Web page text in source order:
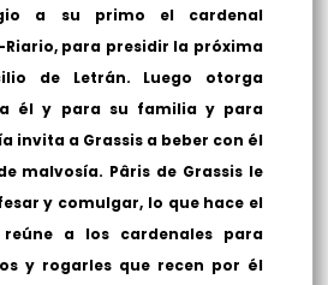
a su primo el cardenal
para presidir la próxima
de Letrán. Luego otorga
él y para su familia y para
invita a Grassis a beber con él
malvosía. Pâris de Grassis le
y comulgar, lo que hace el
a los cardenales para
y rogarles que recen por él